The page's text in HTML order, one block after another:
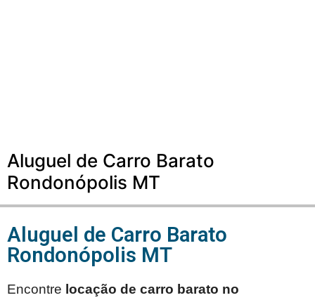
Aluguel de Carro Barato
Rondonópolis MT
Aluguel de Carro Barato
Rondonópolis MT
Encontre locação de carro barato no